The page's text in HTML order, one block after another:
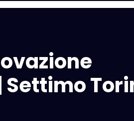
Settimo